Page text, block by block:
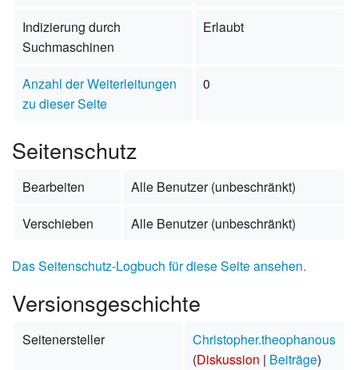
Indizierung durch
Suchmaschinen
Erlaubt
Anzahl der Weiterleitungen
zu dieser Seite
0
Seitenschutz
Bearbeiten
Alle Benutzer (unbeschränkt)
Verschieben
Alle Benutzer (unbeschränkt)
Das Seitenschutz-Logbuch für diese Seite ansehen.
Versionsgeschichte
Seitenersteller
Christopher.theophanous
(Diskussion | Beiträge)